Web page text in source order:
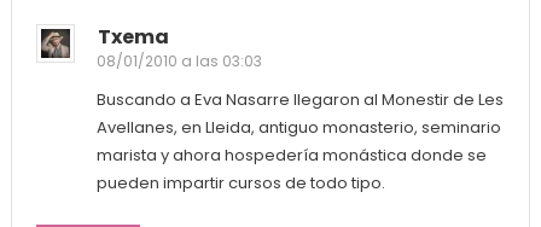
Txema
08/01/2010 a las 03:03
Buscando a Eva Nasarre llegaron al Monestir de Les
Avellanes, en Lleida, antiguo monasterio, seminario
marista y ahora hospedería monástica donde se
pueden impartir cursos de todo tipo.